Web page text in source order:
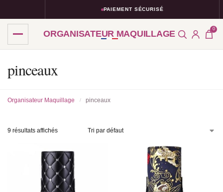
PAIEMENT SÉCURISÉ
ORGANISATEUR MAQUILLAGE 0
pinceaux
Organisateur Maquillage / pinceaux
9 résultats affichés